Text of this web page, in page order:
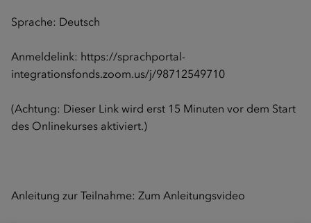
Sprache: Deutsch
Anmeldelink: https://sprachportal-
integrationsfonds.zoom.us/j/98712549710
(Achtung: Dieser Link wird erst 15 Minuten vor dem Start
des Onlinekurses aktiviert.)
Anleitung zur Teilnahme: Zum Anleitungsvideo